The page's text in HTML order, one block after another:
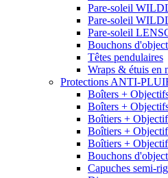
Pare-soleil
Pare-soleil
Pare-soleil
Bouchons
Têtes pendulaires
Wraps & étuis en
Protections ANTI-
Boîters +
Boîters +
Boîtiers +
Boîtiers +
Boîtiers +
Bouchons
Capuches semi-